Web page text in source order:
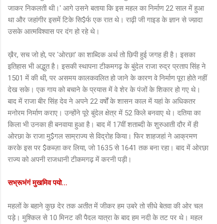
जाकर निकलती थी।' आगे उसने बताया कि इस महल का निर्माण 22 साल में हुआ
था और जहांगीर इसमें टिके सि$र्फ एक रात थे। राढ़ी जी गाइड के ज्ञान से ज्य़ादा
उसके आत्मविश्वास पर दंग हो रहे थे।
ख़ैर, सच जो हो, पर 'ओरछा' का शाब्दिक अर्थ तो छिपी हुई जगह ही है। इसका
इतिहास भी अद्भुत है। इसकी स्थापना टीकमगढ़ के बुंदेल राजा रुद्र प्रताप सिंह ने
1501 में की थी, पर असमय कालकवलित हो जाने के कारण वे निर्माण पूरा होते नहीं
देख सके। एक गाय को बचाने के प्रयास में वे शेर के पंजों के शिकार हो गए थे।
बाद में राजा बीर सिंह देव ने अपने 22 वर्षों के शासन काल में यहां के अधिकतर
मनोरम निर्माण कराए। उन्होंने पूरे बुंदेल क्षेत्र में 52 किले बनवाए थे। दतिया का
किला भी उनका ही बनवाया हुआ है। बाद में 17वीं शताब्दी के शुरुआती दौर में ही
ओरछा के राजा मु$गल साम्राज्य से विद्रोह किया। फिर शाहजहां ने आक्रमण
करके इस पर $कब्ज़ा कर लिया, जो 1635 से 1641 तक बना रहा। बाद में ओरछा
राज्य को अपनी राजधानी टीकमगढ़ में करनी पड़ी।
सभ्रूभंगं मुखमिव पयो...
महलों के बहाने कुछ देर तक अतीत में जीकर हम उबरे तो सीधे बेतवा की ओर चल
पड़े। मुश्किल से 10 मिनट की पैदल यात्रा के बाद हम नदी के तट पर थे। महल